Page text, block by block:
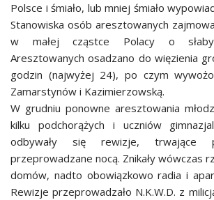
Polsce i śmiało, lub mniej śmiało
Stanowiska osób aresztowanych
w małej cząstce Polacy o
Aresztowanych osadzano do więzienia
godzin (najwyżej 24), po czym
Zamarstynów i Kazimierzowską.
W grudniu ponowne aresztowania
kilku podchorążych i uczniów
odbywały się rewizje, trwające
przeprowadzane nocą. Znikały wówczas
domów, nadto obowiązkowo radia i
Rewizje przeprowadzało N.K.W.D. z